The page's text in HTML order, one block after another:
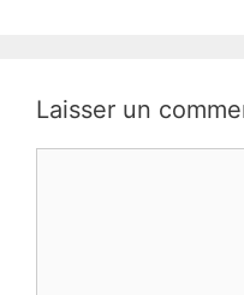
Laisser un